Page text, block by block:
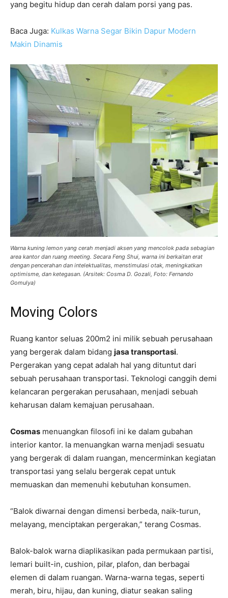
yang begitu hidup dan cerah dalam porsi yang pas.
Baca Juga: Kulkas Warna Segar Bikin Dapur Modern
Makin Dinamis
Warna kuning lemon yang cerah menjadi aksen yang mencolok pada sebagian
area kantor dan ruang meeting. Secara Feng Shui, warna ini berkaitan erat
dengan pencerahan dan intelektualitas, menstimulasi otak, meningkatkan
optimisme, dan ketegasan. (Arsitek: Cosma D. Gozali, Foto: Fernando
Gomulya)
Moving Colors
Ruang kantor seluas 200m2 ini milik sebuah perusahaan
yang bergerak dalam bidang jasa transportasi.
Pergerakan yang cepat adalah hal yang dituntut dari
sebuah perusahaan transportasi. Teknologi canggih demi
kelancaran pergerakan perusahaan, menjadi sebuah
keharusan dalam kemajuan perusahaan.
Cosmas menuangkan filosofi ini ke dalam gubahan
interior kantor. Ia menuangkan warna menjadi sesuatu
yang bergerak di dalam ruangan, mencerminkan kegiatan
transportasi yang selalu bergerak cepat untuk
memuaskan dan memenuhi kebutuhan konsumen.
“Balok diwarnai dengan dimensi berbeda, naik-turun,
melayang, menciptakan pergerakan,” terang Cosmas.
Balok-balok warna diaplikasikan pada permukaan partisi,
lemari built-in, cushion, pilar, plafon, dan berbagai
elemen di dalam ruangan. Warna-warna tegas, seperti
merah, biru, hijau, dan kuning, diatur seakan saling